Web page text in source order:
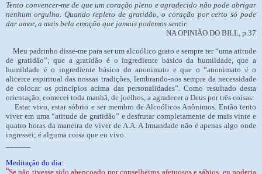
Tento convencer-me de que um coração pleno e agradecido não pode abrigar
nenhum orgulho. Quando repleto de gratidão, o coração por certo só pode
dar amor, a mais bela emoção que jamais podemos sentir.
NA OPINIÃO DO BILL, p.37
Meu padrinho disse-me para ser um alcoólico grato e sempre ter “uma atitude
de gratidão”; que a gratidão é o ingrediente básico da humildade, que a
humildade é o ingrediente básico do anonimato e que o “anonimato é o
alicerce espiritual das nossas tradições, lembrando-nos sempre da necessidade
de colocar os princípios acima das personalidades”. Como resultado desta
orientação, comecei toda manhã, de joelhos, a agradecer a Deus por três coisas:
Estar vivo, estar sóbrio e ser membro de Alcoólicos Anônimos. Então tento
viver em uma “atitude de gratidão” e desfrutar completamente de mais vinte e
quatro horas da maneira de viver de A.A. A Irmandade não é apenas algo onde
ingressei; é alguma coisa que eu vivo.
Meditação do dia:
“Se não tivesse sido abençoado por conselheiros afetuosos e sábios, eu poderia